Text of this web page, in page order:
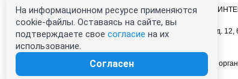
Учредитель: Общество с ограниченной ответственностью
Главный редактор: Громкова Елена Александровна
Адрес редакции: 630099, Россия, Новосибирск, ул. Ленина, д.
Электронный адрес редакции:ngs@shkulev.ru
Контактные данные для Роскомнадзора и государственных
Техподдержка:help@shkulev.ru, 8 (800) 200-03-83 (доб.3)
На информационном ресурсе применяются
cookie-файлы. Оставаясь на сайте, вы
подтверждаете свое согласие на их
использование.
Согласен